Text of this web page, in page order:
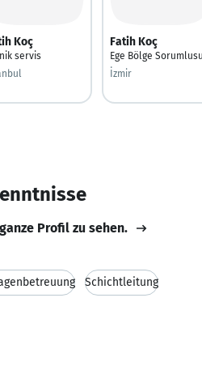
Koç
servis
Fatih Koç
Ege Bölge
İzmir
Profil zu sehen.
Schichtleitung